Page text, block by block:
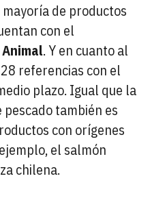
mayoría de productos
con el
. Y en cuanto al
referencias con el
plazo. Igual que la
también es
con orígenes
el salmón
chilena.